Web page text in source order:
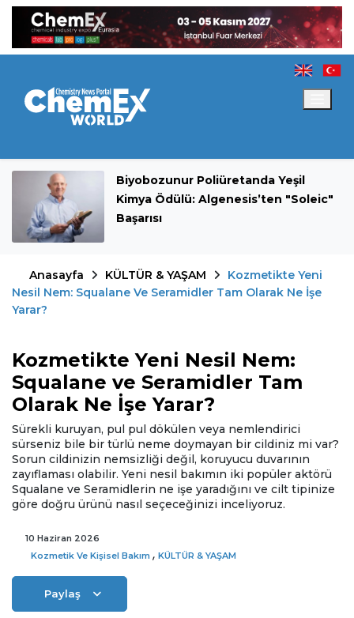
Biyobozunur Poliüretanda Yeşil
Kimya Ödülü: Algenesis’ten "Soleic"
Başarısı
Anasayfa KÜLTÜR & YAŞAM
Kozmetikte Yeni
Nesil Nem: Squalane Ve Seramidler Tam Olarak Ne İşe
Yarar?
Kozmetikte Yeni Nesil Nem:
Squalane ve Seramidler Tam
Olarak Ne İşe Yarar?
Sürekli kuruyan, pul pul dökülen veya nemlendirici
sürseniz bile bir türlü neme doymayan bir cildiniz mi var?
Sorun cildinizin nemsizliği değil, koruyucu duvarının
zayıflaması olabilir. Yeni nesil bakımın iki popüler aktörü
Squalane ve Seramidlerin ne işe yaradığını ve cilt tipinize
göre doğru ürünü nasıl seçeceğinizi inceliyoruz.
10 Haziran 2026
Kozmetik Ve Kişisel Bakım , KÜLTÜR & YAŞAM
Paylaş